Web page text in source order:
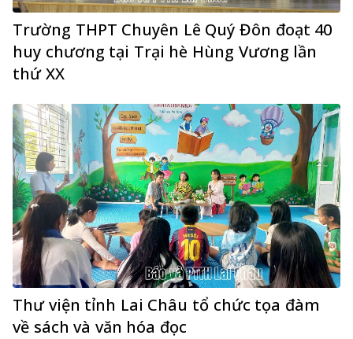
Trường THPT Chuyên Lê Quý Đôn đoạt 40
huy chương tại Trại hè Hùng Vương lần
thứ XX
Thư viện tỉnh Lai Châu tổ chức tọa đàm
về sách và văn hóa đọc